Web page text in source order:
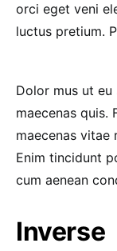
orci eget veni
luctus pretium.
Dolor mus ut
maecenas quis.
maecenas vitae
Enim tincidunt
cum aenean
Inverse